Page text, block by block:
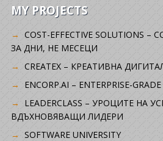
MY PROJECTS
COST-EFFECTIVE SOLUTIONS
ЗА ДНИ, НЕ МЕСЕЦИ
CREATEX – КРЕАТИВНА
ENCORP.AI – ENTERPRISE-
LEADERCLASS – УРОЦИТЕ НА
ВДЪХНОВЯВАЩИ ЛИДЕРИ
SOFTWARE UNIVERSITY